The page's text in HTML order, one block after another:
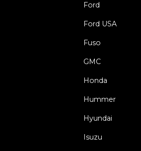
Ford
Ford USA
Fuso
GMC
Honda
Hummer
Hyundai
Isuzu